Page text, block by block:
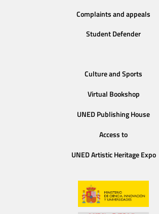
Complaints and appeals
Student Defender
Culture and Sports
Virtual Bookshop
UNED Publishing House
Access to
UNED Artistic Heritage Expo